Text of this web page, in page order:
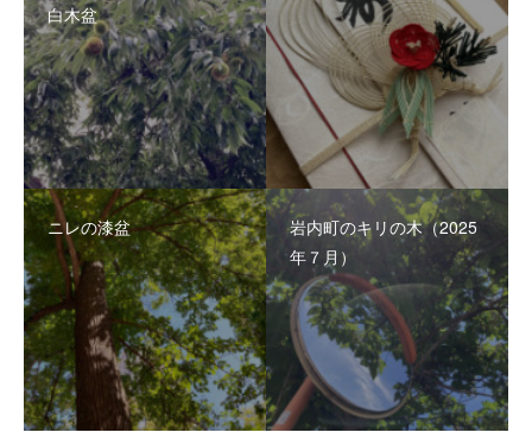
白木盆
ニレの漆盆
岩内町のキリの木（2025
年７月）